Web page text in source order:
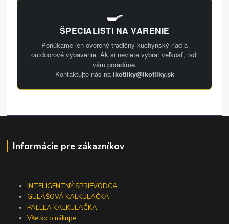
🍳
ŠPECIALISTI NA VARENIE
Ponúkame len overený tradičný kuchynský riad a
outdoorové vybavenie. Ak si neviete vybrať veľkosť, radi
vám poradíme.
Kontaktujte nás na ikotliky@ikotliky.sk
Informácie pre zákazníkov
INTELIGENTNÝ SPRIEVODCA
GULÁŠOVÁ KALKULAČKA
PAELLA KALKULAČKA
Všetko o nákupe